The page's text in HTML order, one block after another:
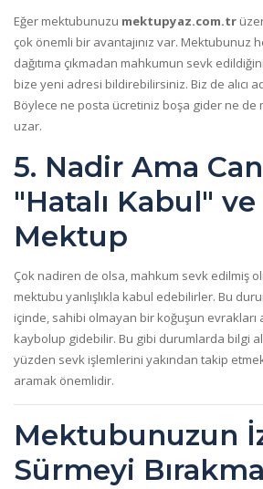
Eğer mektubunuzu mektupyaz.com.tr
çok önemli bir avantajınız var. Mektubunuz
dağıtıma çıkmadan mahkumun sevk
bize yeni adresi bildirebilirsiniz. Biz de alıcı
Böylece ne posta ücretiniz boşa gider ne de
uzar.
5. Nadir Ama Can
"Hatalı Kabul" ve
Mektup
Çok nadiren de olsa, mahkum sevk edilmiş
mektubu yanlışlıkla kabul edebilirler. Bu
içinde, sahibi olmayan bir koğuşun evrakları
kaybolup gidebilir. Bu gibi durumlarda bilgi
yüzden sevk işlemlerini yakından takip
aramak önemlidir.
Mektubunuzun
Sürmeyi